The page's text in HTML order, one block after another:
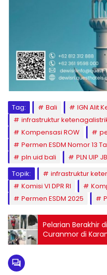
Tag: Bali
IGN Alit
infrastruktur
Kompensasi ROW
Permen ESDM Nomor 13
pln uid bali
PLN UIP
Topik:
infrastruktur
Komisi VI DPR RI
Permen ESDM 2025
Pelarian Berakhir
Curanmor di
dan Warga